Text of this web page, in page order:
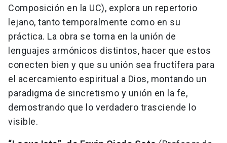
Composición en la UC), explora un repertorio
lejano, tanto temporalmente como en su
práctica. La obra se torna en la unión de
lenguajes armónicos distintos, hacer que estos
conecten bien y que su unión sea fructífera para
el acercamiento espiritual a Dios, montando un
paradigma de sincretismo y unión en la fe,
demostrando que lo verdadero trasciende lo
visible.